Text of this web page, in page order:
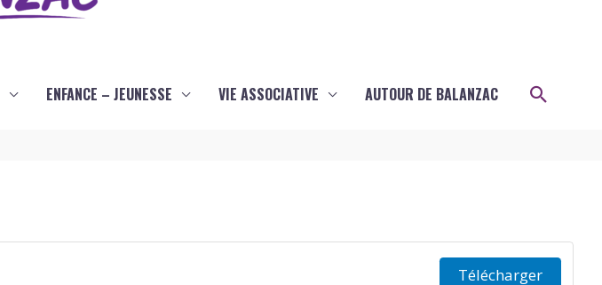
ENFANCE – JEUNESSE VIE ASSOCIATIVE AUTOUR DE BALANZAC
Télécharger